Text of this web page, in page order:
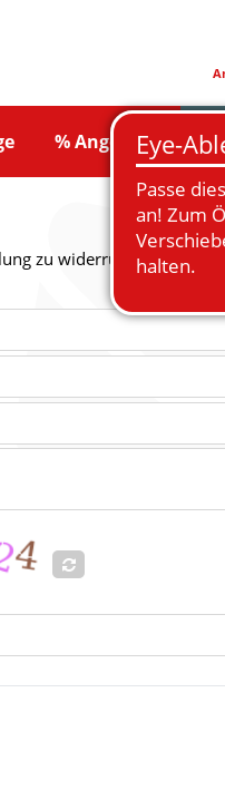
% Angebote
zu widerrufen. Für